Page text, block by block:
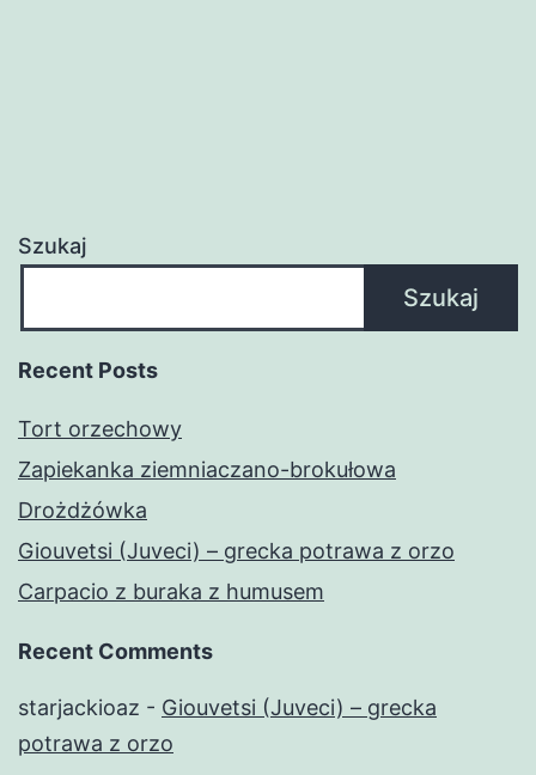
Szukaj
Szukaj
Recent Posts
Tort orzechowy
Zapiekanka ziemniaczano-brokułowa
Drożdżówka
Giouvetsi (Juveci) – grecka potrawa z orzo
Carpacio z buraka z humusem
Recent Comments
starjackioaz - Giouvetsi (Juveci) – grecka
potrawa z orzo